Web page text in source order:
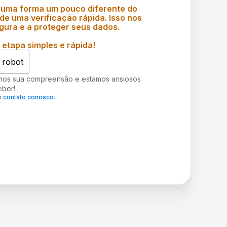
forma um pouco diferente do
uma verificação rápida. Isso nos
e a proteger seus dados.
simples e rápida!
robot
sua compreensão e estamos ansiosos
contato conosco.